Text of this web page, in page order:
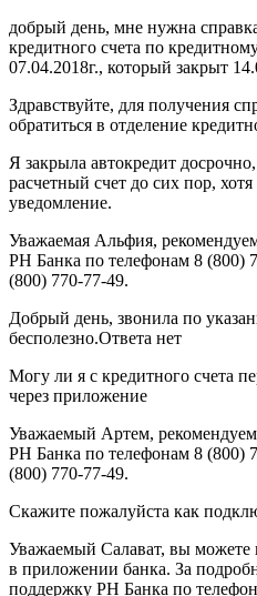
добрый день, мне нужна
кредитного счета по
07.04.2018г., который закрыт
Здравствуйте, для получения
обратиться в отделение
Я закрыла автокредит
расчетный счет до сих пор,
уведомление.
Уважаемая Альфия,
РН Банка по телефонам 8 (800)
(800) 770-77-49.
Добрый день, звонила по
бесполезно.Ответа нет
Могу ли я с кредитного счета
через приложение
Уважаемый Артем,
РН Банка по телефонам 8 (800)
(800) 770-77-49.
Скажите пожалуйста как
Уважаемый Салават, вы можете
в приложении банка. За
поддержку РН Банка по